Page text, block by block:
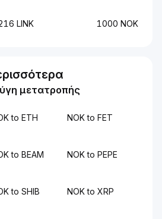
LINK 1000 NOK
μετατροπής
to ETH NOK to FET
to BEAM NOK to PEPE
to SHIB NOK to XRP